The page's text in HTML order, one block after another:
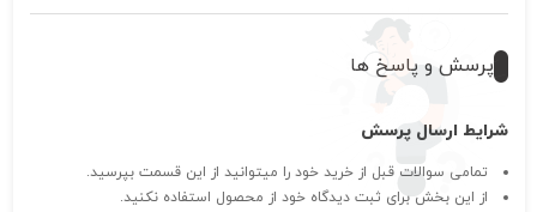
پرسش و پاسخ ها
شرایط ارسال پرسش
تمامی سوالات قبل از خرید خود را میتوانید از این قسمت بپرسید.
از این بخش برای ثبت دیدگاه خود از محصول استفاده نکنید.